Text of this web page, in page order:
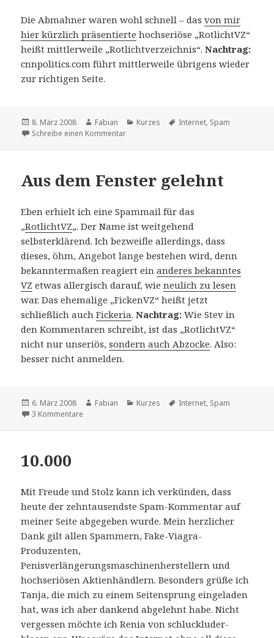
Die Abmahner waren wohl schnell – dasvon mir
hier kürzlich präsentierte hochseriöse „RotlichtVZ“
heißt mittlerweile „Rotlichtverzeichnis“.Nachtrag:
cnnpolitics.com führt mittlerweile übrigens wieder
zur richtigen Seite.
Veröffentlicht
am
8. März 2008 Autor
Fabian Kategorien
Kurzes Schlagwörter
Internet, Spam
Schreibe einen Kommentarzu Recht gehabt
Aus dem Fenster gelehnt
Eben erhielt ich eine Spammail für das
„RotlichtVZ„. Der Name ist weitgehend
selbsterklärend. Ich bezweifle allerdings, dass
dieses, öhm, Angebot lange bestehen wird, denn
bekanntermaßen reagiert einanderes bekanntes
VZ etwas allergisch darauf, wieneulich zu lesen
war. Das ehemalige „FickenVZ“ heißt jetzt
schließlich auchFickeria.Nachtrag: Wie Stev in
den Kommentaren schreibt, ist das „RotlichtVZ“
nicht nur unseriös,sondern auch Abzocke. Also:
besser nicht anmelden.
Veröffentlicht
am
6. März 2008 Autor
Fabian Kategorien
Kurzes Schlagwörter
Internet, Spam
3 Kommentare
10.000
Mit Freude und Stolz kann ich verkünden, dass
heute der zehntausendste Spam-Kommentar auf
meiner Seite abgegeben wurde. Mein herzlicher
Dank gilt allen Spammern, Fake-Viagra-
Produzenten,
Penisverlängerungsmaschinenherstellern und
hochseriösen Aktienhändlern. Besonders grüße ich
Tanja, die mich zu einem Seitensprung eingeladen
hat, was ich aber dankend abgelehnt habe. Nicht
vergessen möchte ich Renia von schluckluder-